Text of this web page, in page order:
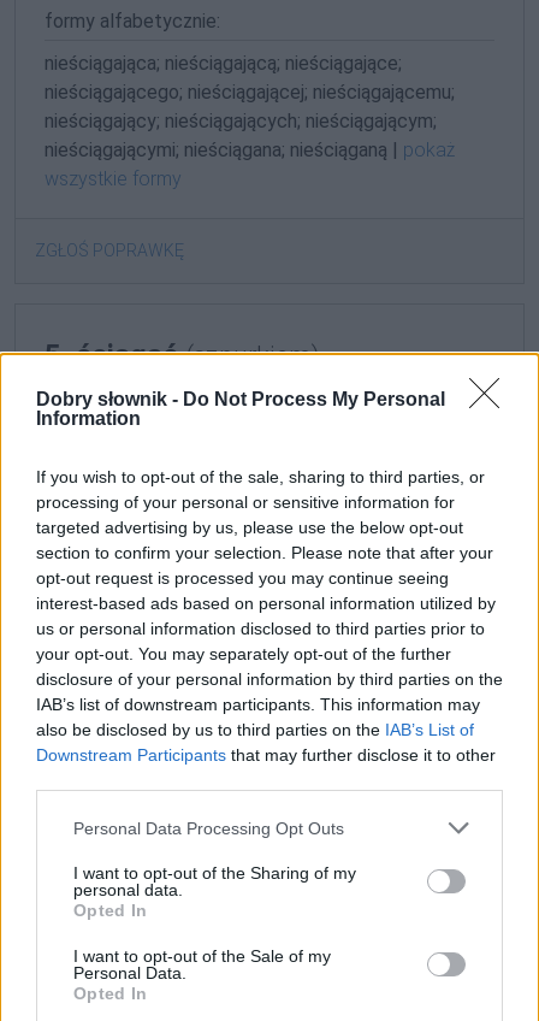
Dobry słownik - Do Not Process My Personal
Information
If you wish to opt-out of the sale, sharing to third parties, or
processing of your personal or sensitive information for
targeted advertising by us, please use the below opt-out
section to confirm your selection. Please note that after your
opt-out request is processed you may continue seeing
interest-based ads based on personal information utilized by
us or personal information disclosed to third parties prior to
your opt-out. You may separately opt-out of the further
disclosure of your personal information by third parties on the
IAB’s list of downstream participants. This information may
also be disclosed by us to third parties on the IAB’s List of
Downstream Participants that may further disclose it to other
Please note that this website/app uses one or more Google
not limited to your visit or usage behaviour. You may click to
grant or deny consent to Google and its third-party tags to
use your data for below specified purposes in below Google
consent section.
Personal Data Processing Opt Outs
I want to opt-out of the Sharing of my
personal data.
Opted In
I want to opt-out of the Sale of my
Personal Data.
Opted In
formy alfabetycznie:
nieściągająca; nieściągającą; nieściągające;
nieściągającego; nieściągającej; nieściągającemu;
nieściągający; nieściągających; nieściągającym;
nieściągającymi; nieściągana; nieściąganą | pokaż
wszystkie formy
ZGŁOŚ POPRAWKĘ
5. ściągać(sznurkiem)
Jest 25 stycznia 1990 r. Benazir Bhutto, premierka
Pakistanu, jest w dziewiątym miesiącu ciąży. Chodzi
w luźnym sari, a brzuchściągapasami. Nikt, nawet
najbliżsi współpracownicy, nie wie, że spodziewa się
dziecka.
KWJP: Iwona Dominik, Matka Boska premierowa Jacinda
Ardern, Wysokie Obcasy, 28.02.2019
nieściągająca; nieściągającą; nieściągające;
nieściągającego; nieściągającej; nieściągającemu;
nieściągający; nieściągających; nieściągającym;
nieściągającymi; nieściągana; nieściąganą |
pokaż
wszystkie formy